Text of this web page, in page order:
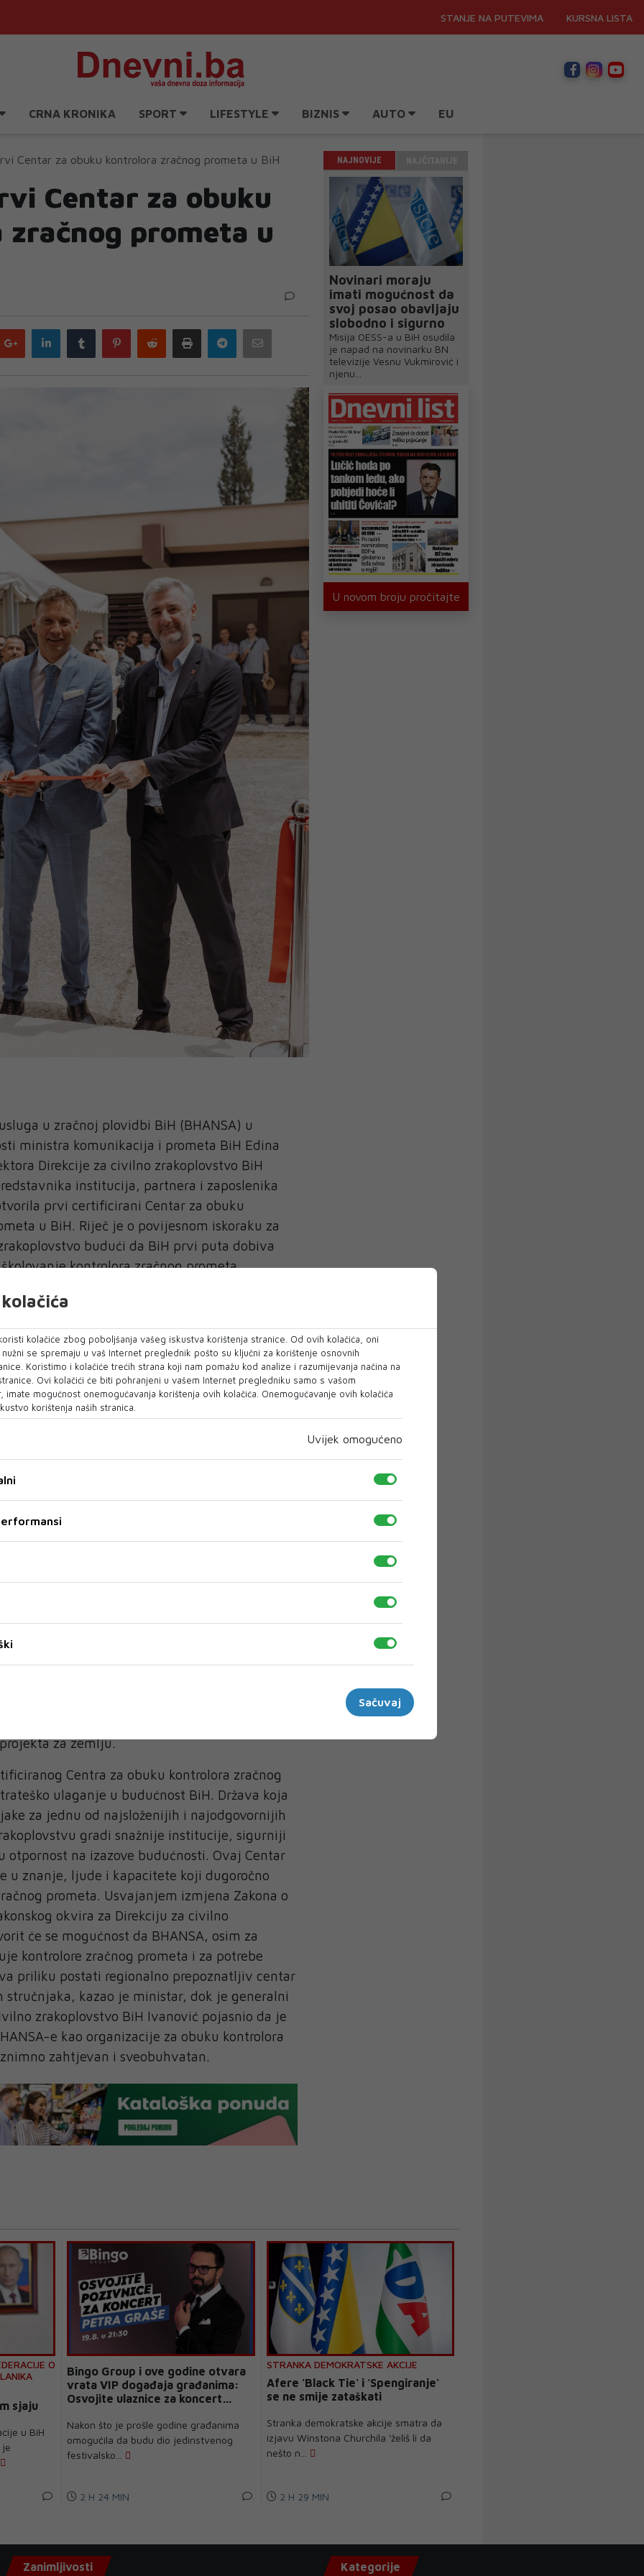
STANJE NA PUTEVIMA KURSNA LISTA
CRNA KRONIKA SPORT LIFESTYLE BIZNIS AUTO EU
Centar za obuku kontrolora zračnog prometa u BiH
Centar za obuku
prometa u
Google
plus
LinkedIn Tumblr PinterestReddit Print Telegram
u zračnoj plovidbi BiH (BHANSA) u
ministra komunikacija i prometa BiH Edina
Direkcije za civilno zrakoplovstvo BiH
institucija, partnera i zaposlenika
prvi certificirani Centar za obuku
u BiH. Riječ je o povijesnom iskoraku za
budući da BiH prvi puta dobiva
kontrolora zračnog prometa.
generacije kontrolora obrazovat će se u
e, uz domaće instruktore i suvremene
europskim standardima.
stručne kapacitete i stvara temelje za
i učinkovitog sustava zračne plovidbe.
početak školovanja nove generacije od 17.
zračnog prometa, koji će svoju profesionalnu
u ovom Centru.
u budućnost BiH
BHANSA-e Davorin Primorac istaknuo da je
trenutaka u razvoju Agencije.
novi centar. Danas otvaramo novo
plovidbe naše zemlje. Ovo je jedan od
u razvoju BHANSA-e od njezina osnutka i
stručnost i kapacitet razvijati vlastite
stručnjake. Od danas imamo vlastiti centar u
generacije kontrolora zračnog prometa,
čuvati sigurnost našega neba, kazao je
komunikacija i prometa BiH Forto istaknuo
za zemlju.
Centra za obuku kontrolora zračnog
ulaganje u budućnost BiH. Država koja
za jednu od najsloženijih i najodgovornijih
gradi snažnije institucije, sigurniji
otpornost na izazove budućnosti. Ovaj Centar
u znanje, ljude i kapacitete koji dugoročno
prometa. Usvajanjem izmjena Zakona o
okvira za Direkciju za civilno
će se mogućnost da BHANSA, osim za
kontrolore zračnog prometa i za potrebe
priliku postati regionalno prepoznatljiv centar
stručnjaka, kazao je ministar, dok je generalni
zrakoplovstvo BiH Ivanović pojasnio da je
e kao organizacije za obuku kontrolora
zahtjevan i sveobuhvatan.
NAJNOVIJE
Novinari moraju
imati mogućnost da
svoj posao obavljaju
slobodno i sigurno
Misija OESS-a u BiH osudila
je napad na novinarku BN
televizije Vesnu Vukmirović i
njenu...
U novom broju pročitajte
O
sjaju
u BiH
je
Bingo Group i ove godine otvara
vrata VIP događaja građanima:
Osvojite ulaznice za koncert
Nakon što je prošle godine građanima
omogućila da budu dio jedinstvenog
festivalsko...
2 H 24 MIN
STRANKA DEMOKRATSKE AKCIJE
Afere 'Black Tie' i 'Spengiranje'
se ne smije zataškati
Stranka demokratske akcije smatra da
izjavu Winstona Churchila 'želiš li da
nešto n...
2 H 29 MIN
kolačiće zbog poboljšanja vašeg iskustva korištenja stranice. Od ovih kolačića, oni
se spremaju u vaš Internet preglednik pošto su ključni za korištenje osnovnih
Koristimo i kolačiće trećih strana koji nam pomažu kod analize i razumijevanja načina na
Ovi kolačići će biti pohranjeni u vašem Internet pregledniku samo s vašom
imate mogućnost onemogućavanja korištenja ovih kolačića. Onemogućavanje ovih kolačića
korištenja naših stranica.
Uvijek omogućeno
Sačuvaj
Zanimljivosti Kategorije